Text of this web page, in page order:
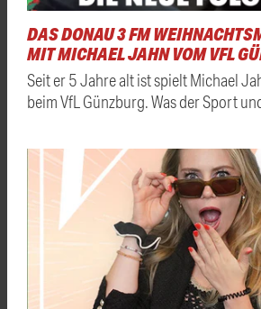
DAS DONAU 3 FM
MIT MICHAEL JAHN VOM VFL
Seit er 5 Jahre alt ist spielt Michael
beim VfL Günzburg. Was der Sport